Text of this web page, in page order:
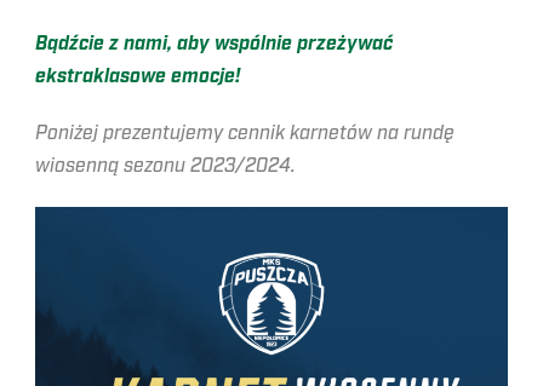
Bądźcie z nami, aby wspólnie przeżywać
ekstraklasowe emocje!
Poniżej prezentujemy cennik karnetów na rundę
wiosenną sezonu 2023/2024.